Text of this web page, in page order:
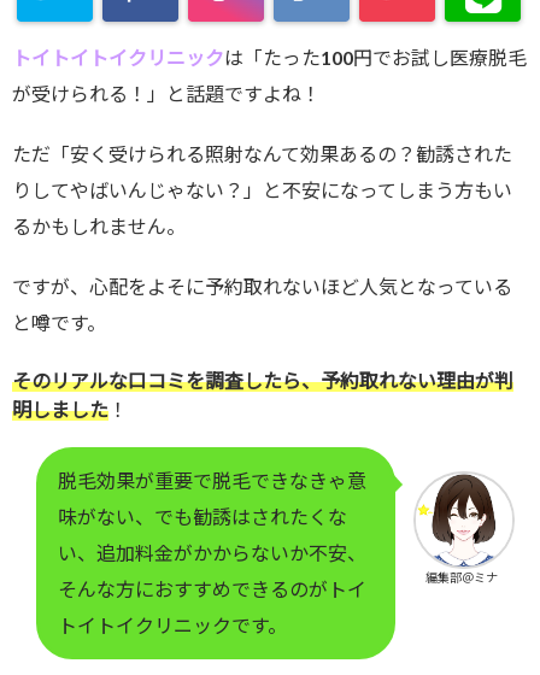
トイトイトイクリニックは「たった100円でお試し医療脱毛
が受けられる！」と話題ですよね！
ただ「安く受けられる照射なんて効果あるの？勧誘された
りしてやばいんじゃない？」と不安になってしまう方もい
るかもしれません。
ですが、心配をよそに予約取れないほど人気となっている
と噂です。
そのリアルな口コミを調査したら、予約取れない理由が判
明しました ！
脱毛効果が重要で脱毛できなきゃ意
味がない、でも勧誘はされたくな
い、追加料金がかからないか不安、
そんな方におすすめできるのがトイ
トイトイクリニックです。
編集部＠ミナ